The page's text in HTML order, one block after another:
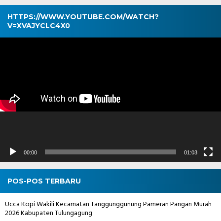
HTTPS://WWW.YOUTUBE.COM/WATCH?
V=XVAJYCLC4X0
Pemutar
00:00 01:03
POS-POS TERBARU
Ucca Kopi Wakili Kecamatan Tanggunggunung Pameran Pangan Murah
2026 Kabupaten Tulungagung